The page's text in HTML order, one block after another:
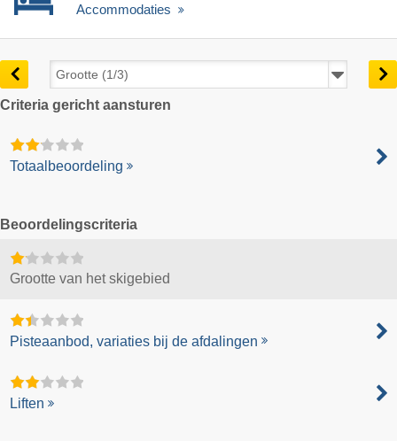
Accommodaties
Criteria gericht aansturen
Totaalbeoordeling
Beoordelingscriteria
Grootte van het skigebied
Pisteaanbod, variaties bij de afdalingen
Liften